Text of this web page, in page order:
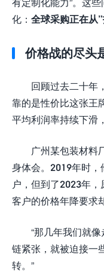
化： 全球采购正在从
价格战的尽头
回顾过去二十年
靠的是性价比这张王
平均利润率持续下滑
广州某包装材料
身体会。2019年时，
户，但到了2023年
客户的价格年降要求
“那几年我们就
链紧张，就被迫接一
转。”